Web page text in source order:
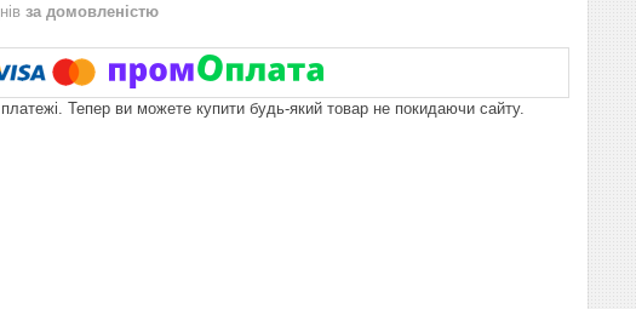
за домовленістю
платежі. Тепер ви можете купити будь-який товар не покидаючи сайту.